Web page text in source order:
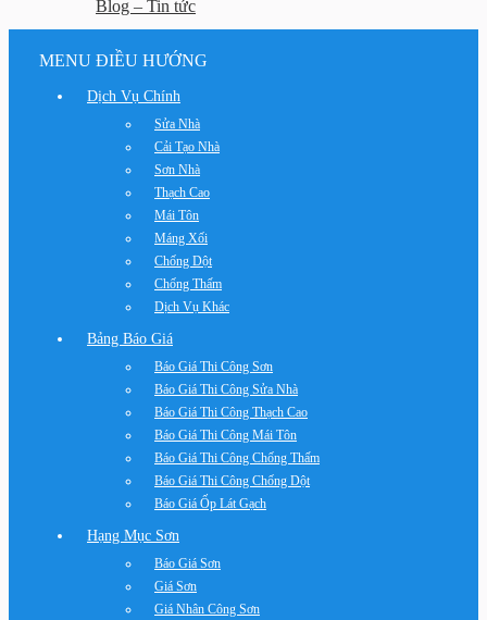
Blog – Tin tức
MENU ĐIỀU HƯỚNG
Dịch Vụ Chính
Sửa Nhà
Cải Tạo Nhà
Sơn Nhà
Thạch Cao
Mái Tôn
Máng Xối
Chống Dột
Chống Thấm
Dịch Vụ Khác
Bảng Báo Giá
Báo Giá Thi Công Sơn
Báo Giá Thi Công Sửa Nhà
Báo Giá Thi Công Thạch Cao
Báo Giá Thi Công Mái Tôn
Báo Giá Thi Công Chống Thấm
Báo Giá Thi Công Chống Dột
Báo Giá Ốp Lát Gạch
Hạng Mục Sơn
Báo Giá Sơn
Giá Sơn
Giá Nhân Công Sơn